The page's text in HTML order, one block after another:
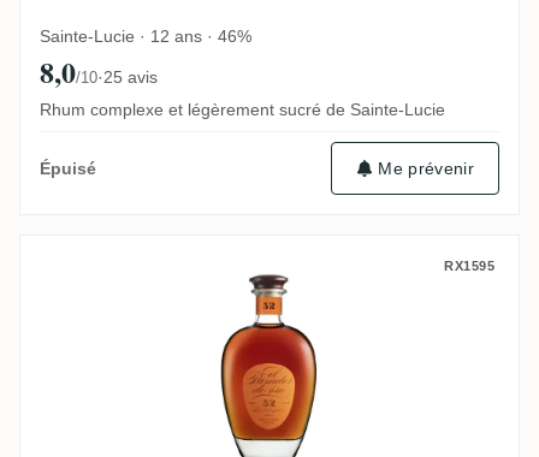
Sainte-Lucie · 12 ans · 46%
8,0/10·25 avis
Rhum complexe et légèrement sucré de Sainte-Lucie
Épuisé Me prévenir
Les Bienheureux El Pasador Ron - 52 -
RX1595